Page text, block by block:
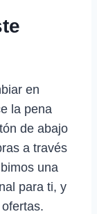
en
la pena
de abajo
a través
una
para ti, y